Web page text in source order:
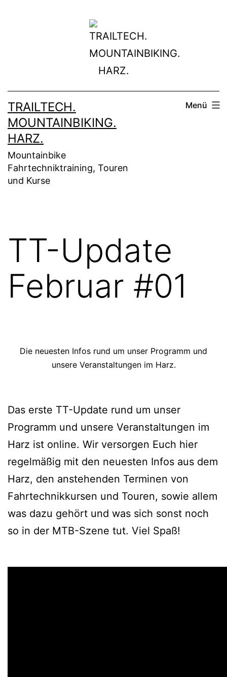
TRAILTECH.
MOUNTAINBIKING.
HARZ.
Mountainbike
Fahrtechniktraining, Touren
und Kurse
Menü
TT-Update
Februar #01
Die neuesten Infos rund um unser Programm und
unsere Veranstaltungen im Harz.
Das erste TT-Update rund um unser
Programm und unsere Veranstaltungen im
Harz ist online. Wir versorgen Euch hier
regelmäßig mit den neuesten Infos aus dem
Harz, den anstehenden Terminen von
Fahrtechnikkursen und Touren, sowie allem
was dazu gehört und was sich sonst noch
so in der MTB-Szene tut. Viel Spaß!